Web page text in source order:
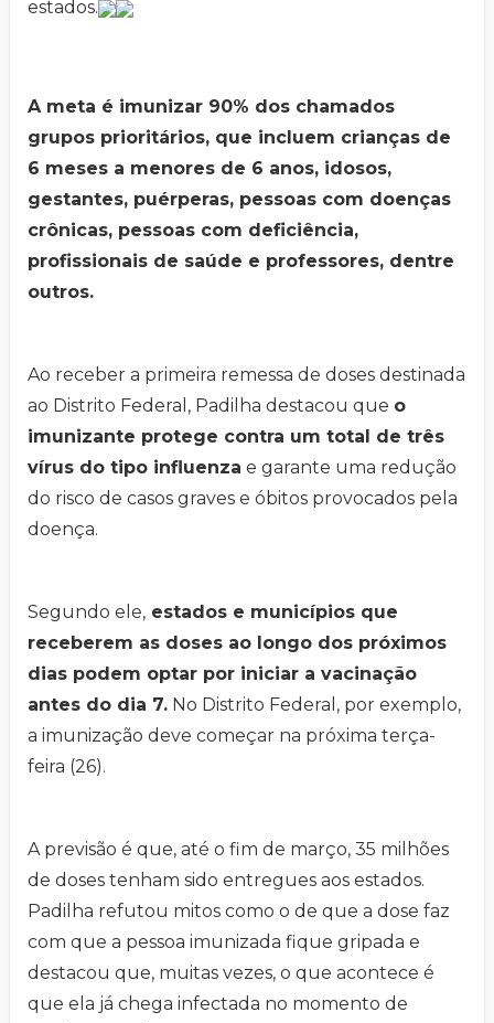
estados.
A meta é imunizar 90% dos chamados
grupos prioritários, que incluem crianças de
6 meses a menores de 6 anos, idosos,
gestantes, puérperas, pessoas com doenças
crônicas, pessoas com deficiência,
profissionais de saúde e professores, dentre
outros.
Ao receber a primeira remessa de doses destinada
ao Distrito Federal, Padilha destacou que o
imunizante protege contra um total de três
vírus do tipo influenza e garante uma redução
do risco de casos graves e óbitos provocados pela
doença.
Segundo ele, estados e municípios que
receberem as doses ao longo dos próximos
dias podem optar por iniciar a vacinação
antes do dia 7. No Distrito Federal, por exemplo,
a imunização deve começar na próxima terça-
feira (26).
A previsão é que, até o fim de março, 35 milhões
de doses tenham sido entregues aos estados.
Padilha refutou mitos como o de que a dose faz
com que a pessoa imunizada fique gripada e
destacou que, muitas vezes, o que acontece é
que ela já chega infectada no momento de